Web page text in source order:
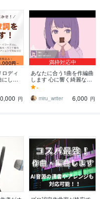
ディ
しま
ル曲
唱・M
円
満枠対応中
あなたに合う1曲を作編曲
します 心に響く綺麗なメ
ロディーをあなただけの
ものに
-
miru_writer
6,000 円